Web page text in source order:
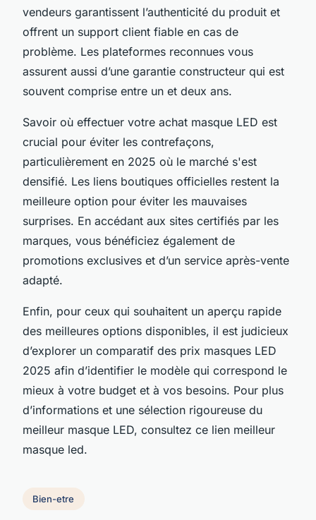
vendeurs garantissent l’authenticité du produit et
offrent un support client fiable en cas de
problème. Les plateformes reconnues vous
assurent aussi d’une garantie constructeur qui est
souvent comprise entre un et deux ans.
Savoir où effectuer votre achat masque LED est
crucial pour éviter les contrefaçons,
particulièrement en 2025 où le marché s'est
densifié. Les liens boutiques officielles restent la
meilleure option pour éviter les mauvaises
surprises. En accédant aux sites certifiés par les
marques, vous bénéficiez également de
promotions exclusives et d’un service après-vente
adapté.
Enfin, pour ceux qui souhaitent un aperçu rapide
des meilleures options disponibles, il est judicieux
d’explorer un comparatif des prix masques LED
2025 afin d’identifier le modèle qui correspond le
mieux à votre budget et à vos besoins. Pour plus
d’informations et une sélection rigoureuse du
meilleur masque LED, consultez ce lien meilleur
masque led.
Bien-etre